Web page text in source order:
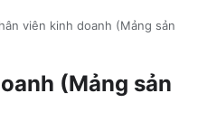
viên kinh doanh (Mảng sản
(Mảng sản